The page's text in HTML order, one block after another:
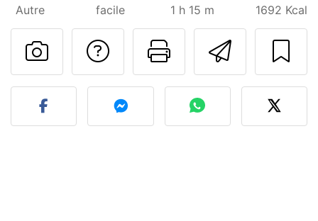
Autre facile 1 h 15 m 1692 Kcal
Imprimer
Poser une
Publier votre photo de